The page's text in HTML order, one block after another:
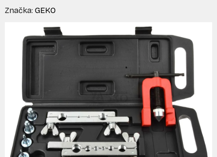
Značka: GEKO